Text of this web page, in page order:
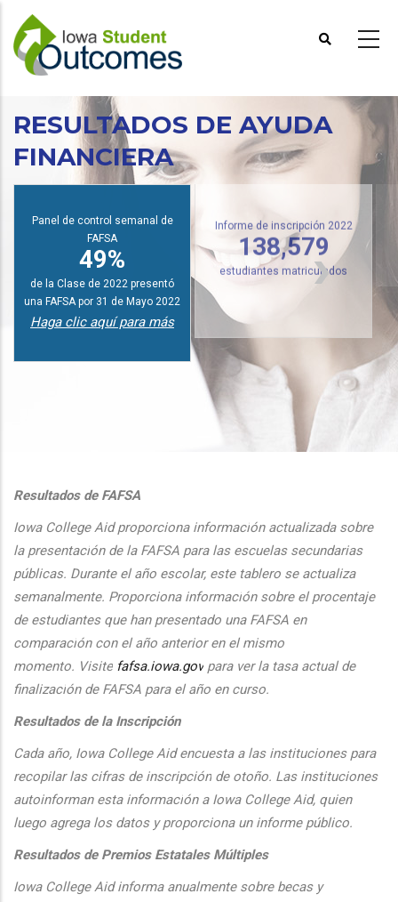
Pasar
contenido
principal
RESULTADOS DE AYUDA
FINANCIERA
Panel de control semanal de
FAFSA
49%
de la Clase de 2022 presentó
una FAFSA por 31 de Mayo 2022
Haga clic aquí para más
Informe de inscripción 2022
138,579
estudiantes matriculados
Resultados de FAFSA
Iowa College Aid proporciona información actualizada sobre
la presentación de la FAFSA para las escuelas secundarias
públicas. Durante el año escolar, este tablero se actualiza
semanalmente. Proporciona información sobre el procentaje
de estudiantes que han presentado una FAFSA en
comparación con el año anterior en el mismo
momento. Visite fafsa.iowa.gov para ver la tasa actual de
finalización de FAFSA para el año en curso.
Resultados de la Inscripción
Cada año, Iowa College Aid encuesta a las instituciones para
recopilar las cifras de inscripción de otoño. Las instituciones
autoinforman esta información a Iowa College Aid, quien
luego agrega los datos y proporciona un informe público.
Resultados de Premios Estatales Múltiples
Iowa College Aid informa anualmente sobre becas y